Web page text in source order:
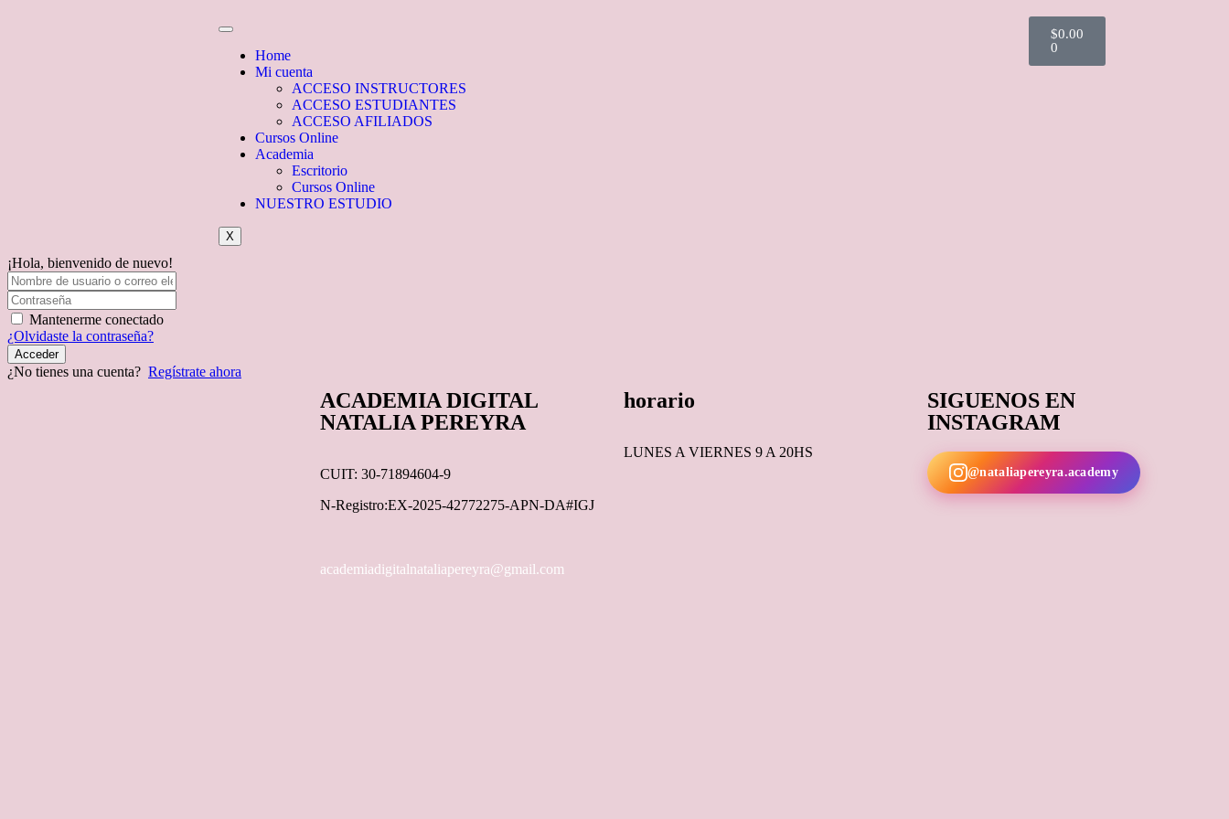
Home
Mi cuenta
ACCESO INSTRUCTORES
ACCESO ESTUDIANTES
ACCESO AFILIADOS
Cursos Online
Academia
Escritorio
Cursos Online
NUESTRO ESTUDIO
X
$0.00
0
¡Hola, bienvenido de nuevo!
Mantenerme conectado
¿Olvidaste la contraseña?
Acceder
¿No tienes una cuenta? Regístrate ahora
ACADEMIA DIGITAL
NATALIA PEREYRA
CUIT: 30-71894604-9
N-Registro:EX-2025-42772275-APN-DA#IGJ
academiadigitalnataliapereyra@gmail.com
horario
LUNES A VIERNES 9 A 20HS
SIGUENOS EN
INSTAGRAM
@nataliapereyra.academy